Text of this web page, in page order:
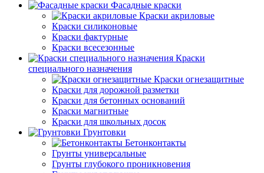
Фасадные краски
Краски акриловые
Краски силиконовые
Краски фактурные
Краски всесезонные
Краски
специального назначения
Краски огнезащитные
Краски для дорожной разметки
Краски для бетонных оснований
Краски магнитные
Краски для школьных досок
Грунтовки
Бетонконтакты
Грунты универсальные
Грунты глубокого проникновения